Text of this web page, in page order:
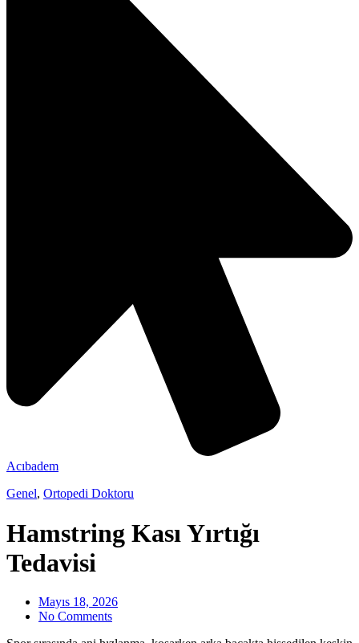
Acıbadem
Genel, Ortopedi Doktoru
Hamstring Kası Yırtığı
Tedavisi
Mayıs 18, 2026
No Comments